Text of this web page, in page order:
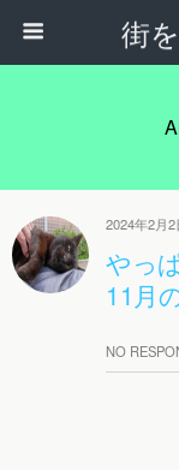
街
2024年2月2
やっ
11月
NO